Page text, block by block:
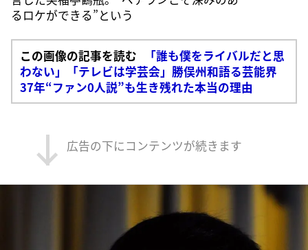
るロケができる”という
この画像の記事を読む
「誰も僕をライバルだと思
わない」「テレビは学芸会」勝俣州和語る芸能界
37年“ファン0人説”も生き残れた本当の理由
広告の下にコンテンツが続きます